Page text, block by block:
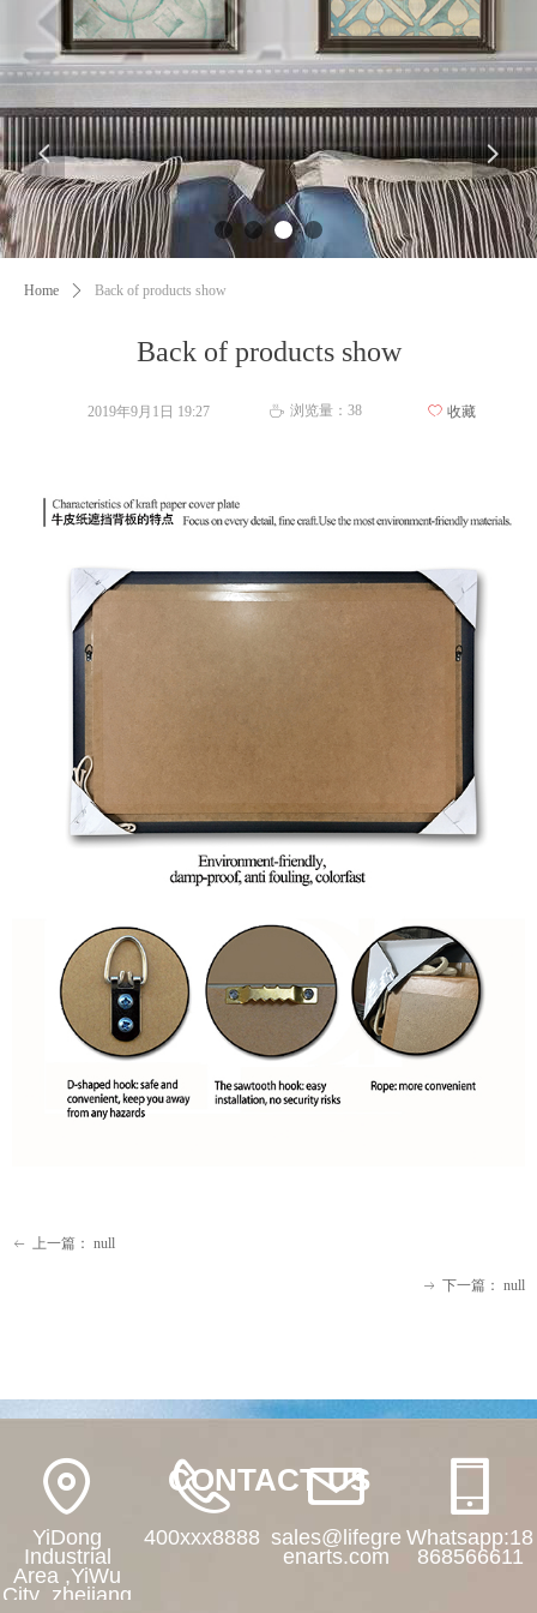
넳 넲
Back of products show
Home ꄲ Back of products show
2019年9月1日 19:27 ꄘ 浏览量： 38 ꄀ 收藏
ꂃ 上一篇： null
ꁹ 下一篇： null
CONTACT US
YiDong
Industrial
Area ,YiWu
City ,zhejiang
400xxx8888 sales@lifegre
enarts.com
Whatsapp:18
868566611